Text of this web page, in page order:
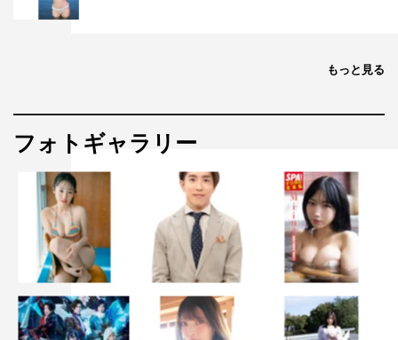
もっと見る
フォトギャラリー